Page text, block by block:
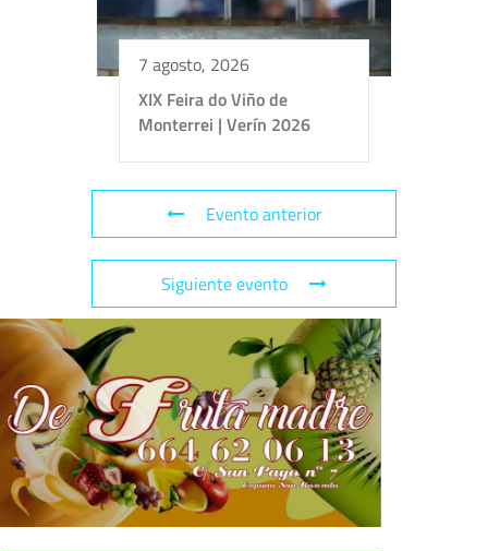
7 agosto, 2026
XIX Feira do Viño de
Monterrei | Verín 2026
Evento anterior
Siguiente evento